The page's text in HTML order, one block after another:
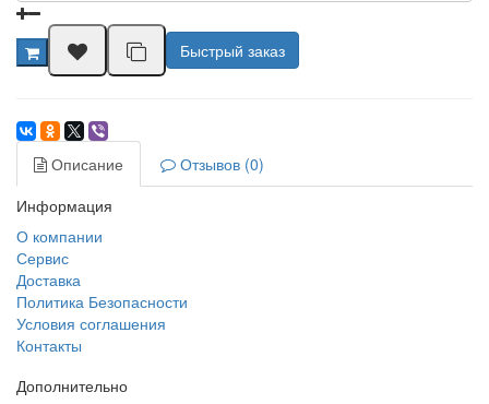
Быстрый заказ
Описание
Отзывов (0)
Информация
О компании
Сервис
Доставка
Политика Безопасности
Условия соглашения
Контакты
Дополнительно